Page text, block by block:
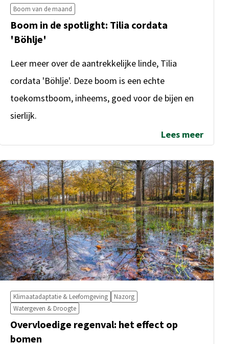
Boom van de maand
Boom in de spotlight: Tilia cordata
'Böhlje'
Leer meer over de aantrekkelijke linde, Tilia
cordata 'Böhlje'. Deze boom is een echte
toekomstboom, inheems, goed voor de bijen en
sierlijk.
Lees meer
Klimaatadaptatie & Leefomgeving
Nazorg
Watergeven & Droogte
Overvloedige regenval: het effect op
bomen